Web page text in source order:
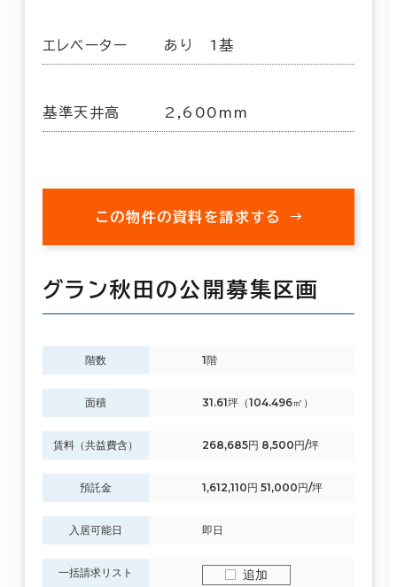
エレベーター あり 1基
基準天井高 2,600mm
この物件の資料を請求する
グラン秋田の公開募集区画
階数 1階
面積 31.61坪（104.496㎡）
賃料（共益費含） 268,685円 8,500円/坪
預託金 1,612,110円 51,000円/坪
入居可能日 即日
一括請求リスト 追加